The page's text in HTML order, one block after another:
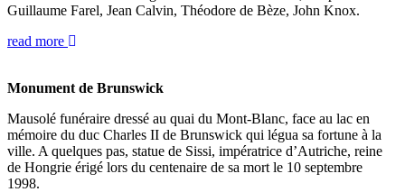
Guillaume Farel, Jean Calvin, Théodore de Bèze, John Knox.
read more
Monument de Brunswick
Mausolé funéraire dressé au quai du Mont-Blanc, face au lac en
mémoire du duc Charles II de Brunswick qui légua sa fortune à la
ville. A quelques pas, statue de Sissi, impératrice d’Autriche, reine
de Hongrie érigé lors du centenaire de sa mort le 10 septembre
1998.